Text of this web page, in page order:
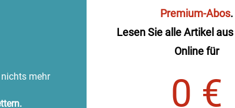
mehr
Premium-Abos.
Lesen Sie alle Artikel
Online für
0 €